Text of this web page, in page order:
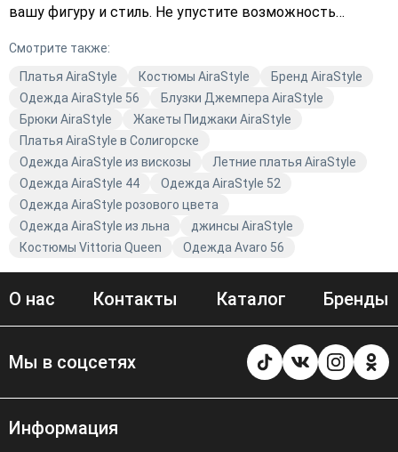
вашу фигуру и стиль. Не упустите возможность
заказ уже сегодня и наслаждайтесь комфортом и
качеством. Avaro — ваш надёжный партнёр в мире
моды.
Смотрите также:
Платья AiraStyle
Костюмы AiraStyle
Бренд AiraStyle
Одежда AiraStyle 56
Блузки Джемпера AiraStyle
Брюки AiraStyle
Жакеты Пиджаки AiraStyle
Платья AiraStyle в Солигорске
Одежда AiraStyle из вискозы
Летние платья AiraStyle
Одежда AiraStyle 44
Одежда AiraStyle 52
Одежда AiraStyle розового цвета
Одежда AiraStyle из льна
джинсы AiraStyle
Костюмы Vittoria Queen
Одежда Avaro 56
О нас Контакты Каталог Бренды
Мы в соцсетях
Информация